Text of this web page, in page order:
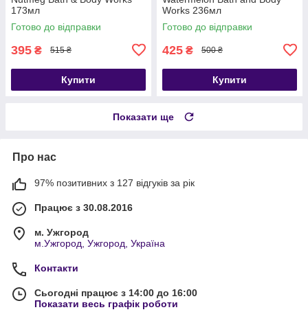
173мл
Готово до відправки
395 ₴ 515 ₴
Купити
Works 236мл
Готово до відправки
425 ₴ 500 ₴
Купити
Показати ще
Про нас
97% позитивних з 127 відгуків за рік
Працює з 30.08.2016
м. Ужгород
м.Ужгород, Ужгород, Україна
Контакти
Сьогодні працює з 14:00 до 16:00
Показати весь графік роботи